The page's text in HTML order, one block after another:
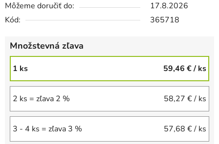
Môžeme doručiť do:
17.8.2026
Kód:
365718
Množstevná zľava
1 ks 59,46 €/ ks
2 ks = zľava 2 % 58,27 €/ ks
3 - 4 ks = zľava 3 % 57,68 €/ ks